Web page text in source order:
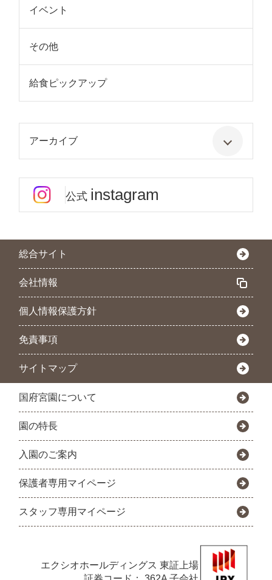
イベント
その他
給食ピックアップ
アーカイブ
公式 instagram
総合サイト
会社情報
個人情報保護方針
免責事項
サイトマップ
国府宮園について
園の特長
入園のご案内
保護者専用マイページ
スタッフ専用マイページ
エクシオホールディングス 東証上場